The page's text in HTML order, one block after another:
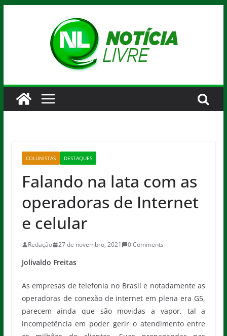
COLUNISTAS DESTAQUES
Falando na lata com as
operadoras de Internet
e celular
Redação 27 de novembro, 2021 0 Comments
Jolivaldo Freitas
As empresas de telefonia no Brasil e notadamente as
operadoras de conexão de internet em plena era G5,
parecem ainda que são movidas a vapor, tal a
incompetência em poder gerir o atendimento entre